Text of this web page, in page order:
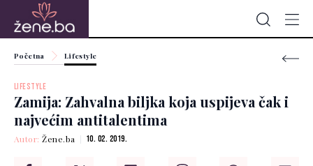
Početna Lifestyle
LIFESTYLE
Zamija: Zahvalna biljka koja uspijeva čak i
najvećim antitalentima
Autor:Žene.ba 10. 02. 2019.